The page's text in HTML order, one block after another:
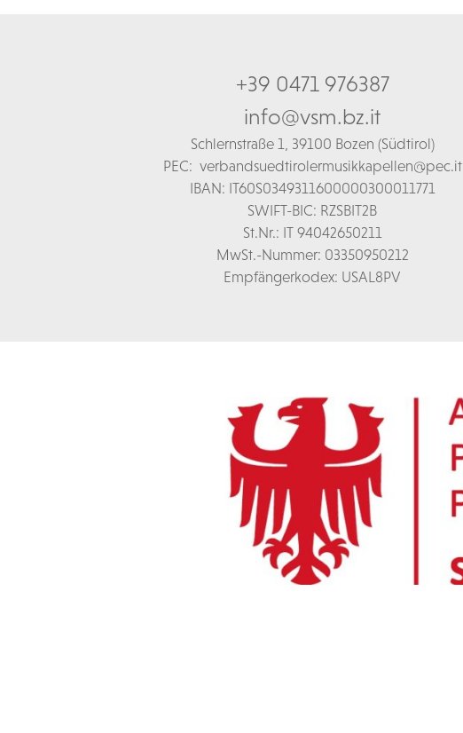
+39 0471 976387
info@vsm.bz.it
Schlernstraße 1, 39100 Bozen (Südtirol)
PEC: verbandsuedtirolermusikkapellen@pec.it
IBAN: IT60S0349311600000300011771
SWIFT-BIC: RZSBIT2B
St.Nr.: IT 94042650211
MwSt.-Nummer: 03350950212
Empfängerkodex: USAL8PV